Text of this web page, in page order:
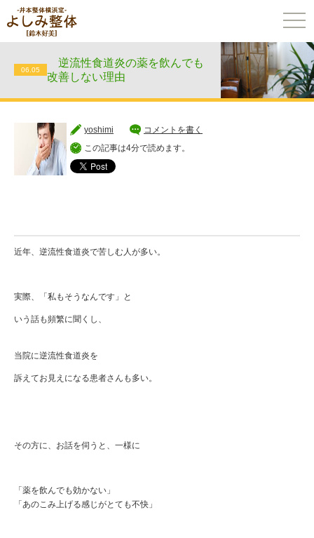
06.05
逆流性食道炎の薬を飲んでも
改善しない理由
yoshimi
コメントを書く
この記事は4分で読めます。
近年、逆流性食道炎で苦しむ人が多い。
実際、「私もそうなんです」と
いう話も頻繁に聞くし、
当院に逆流性食道炎を
訴えてお見えになる患者さんも多い。
その方に、お話を伺うと、一様に
「薬を飲んでも効かない」
「あのこみ上げる感じがとても不快」